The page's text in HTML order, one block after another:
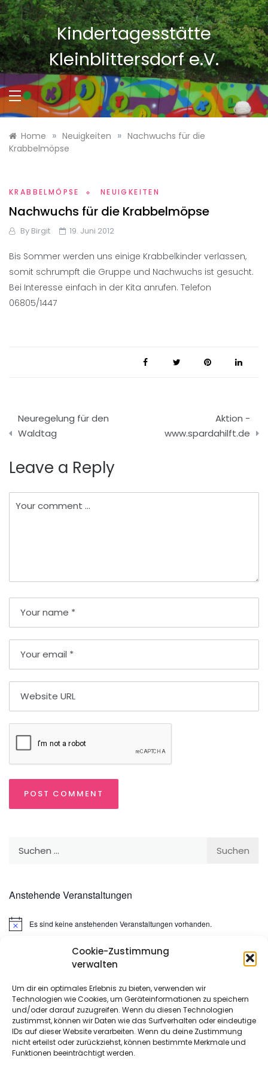
Cookie-Zustimmung
verwalten
Um dir ein optimales Erlebnis zu bieten, verwenden wir
Technologien wie Cookies, um Geräteinformationen zu speichern
und/oder darauf zuzugreifen. Wenn du diesen Technologien
zustimmst, können wir Daten wie das Surfverhalten oder eindeutige
IDs auf dieser Website verarbeiten. Wenn du deine Zustimmung
nicht erteilst oder zurückziehst, können bestimmte Merkmale und
Funktionen beeinträchtigt werden.
Skip
to
content
Kindertagesstätte
Kleinblittersdorf e.V.
Home » Neuigkeiten » Nachwuchs für die
Krabbelmöpse
KRABBELMÖPSE NEUIGKEITEN
Nachwuchs für die Krabbelmöpse
By Birgit 19. Juni 2012
Bis Sommer werden uns einige Krabbelkinder verlassen,
somit schrumpft die Gruppe und Nachwuchs ist gesucht.
Bei Interesse einfach in der Kita anrufen. Telefon
06805/1447
Beitragsnavigation
Neuregelung für den
Waldtag
Aktion -
www.spardahilft.de
Leave a Reply
Anstehende Veranstaltungen
HinweisEs sind keine anstehenden Veranstaltungen vorhanden.
META
Anmelden
Eintrags-Feed